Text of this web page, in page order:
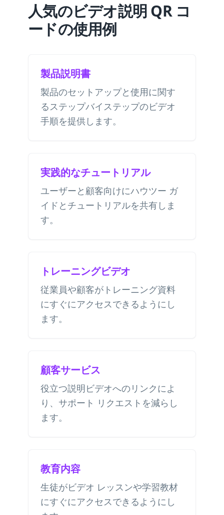
人気のビデオ説明 QR コ
ードの使用例
製品説明書
製品のセットアップと使用に関す
るステップバイステップのビデオ
手順を提供します。
実践的なチュートリアル
ユーザーと顧客向けにハウツー ガ
イドとチュートリアルを共有しま
す。
トレーニングビデオ
従業員や顧客がトレーニング資料
にすぐにアクセスできるようにし
ます。
顧客サービス
役立つ説明ビデオへのリンクによ
り、サポート リクエストを減らし
ます。
教育内容
生徒がビデオ レッスンや学習教材
にすぐにアクセスできるようにし